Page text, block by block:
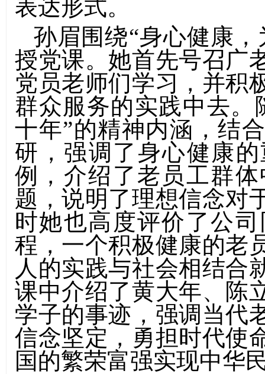
表达形式。
孙眉围绕“身心健康
授党课。她首先号召广
党员老师们学习，并积
群众服务的实践中去。
十年”的精神内涵，结
研，强调了身心健康
例，介绍了老员工群
题，说明了理想信念对
时她也高度评价了公
程，一个积极健康的老
人的实践与社会相结合
课中介绍了黄大年、陈
学子的事迹，强调当代
信念坚定，勇担时代使
国的繁荣富强实现中华